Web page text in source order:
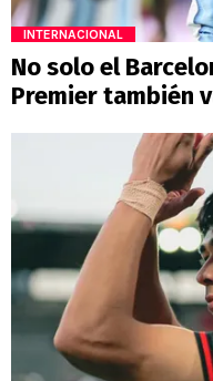
INTERNACIONAL
No solo el
Premier también